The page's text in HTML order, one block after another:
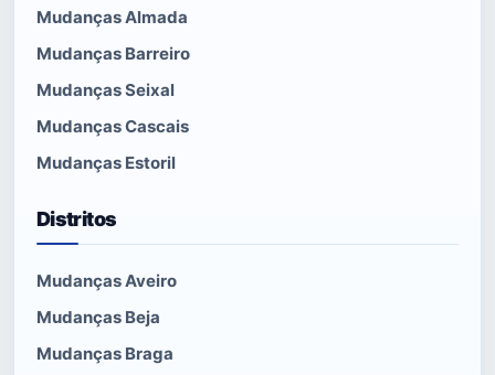
Mudanças Almada
Mudanças Barreiro
Mudanças Seixal
Mudanças Cascais
Mudanças Estoril
Distritos
Mudanças Aveiro
Mudanças Beja
Mudanças Braga